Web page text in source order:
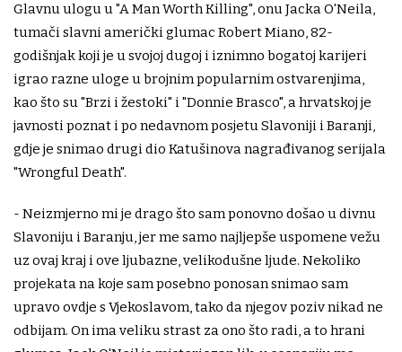
Glavnu ulogu u "A Man Worth Killing", onu Jacka O'Neila,
tumači slavni američki glumac Robert Miano, 82-
godišnjak koji je u svojoj dugoj i iznimno bogatoj karijeri
igrao razne uloge u brojnim popularnim ostvarenjima,
kao što su "Brzi i žestoki" i "Donnie Brasco", a hrvatskoj je
javnosti poznat i po nedavnom posjetu Slavoniji i Baranji,
gdje je snimao drugi dio Katušinova nagrađivanog serijala
"Wrongful Death".
- Neizmjerno mi je drago što sam ponovno došao u divnu
Slavoniju i Baranju, jer me samo najljepše uspomene vežu
uz ovaj kraj i ove ljubazne, velikodušne ljude. Nekoliko
projekata na koje sam posebno ponosan snimao sam
upravo ovdje s Vjekoslavom, tako da njegov poziv nikad ne
odbijam. On ima veliku strast za ono što radi, a to hrani